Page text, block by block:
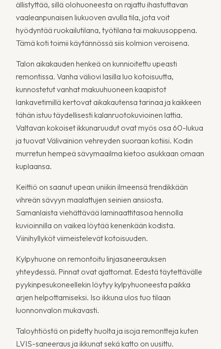
ällistyttää, sillä olohuoneesta on rajattu ihastuttavan
vaaleanpunaisen liukuoven avulla tila, jota voit
hyödyntää ruokailutilana, työtilana tai makuusoppena.
Tämä koti toimii käytännössä siis kolmion veroisena.
Talon aikakauden henkeä on kunnioitettu upeasti
remontissa. Vanha väliovi lasilla luo kotoisuutta,
kunnostetut vanhat makuuhuoneen kaapistot
lankavetimillä kertovat aikakautensa tarinaa ja kaikkeen
tähän istuu täydellisesti kalanruotokuvioinen lattia.
Valtavan kokoiset ikkunaruudut ovat myös osa 60-lukua
ja tuovat Välivainion vehreyden suoraan kotiisi. Kodin
murretun hempeä sävymaailma kietoo asukkaan omaan
kuplaansa.
Keittiö on saanut upean uniikin ilmeensä trendikkään
vihreän sävyyn maalattujen seinien ansiosta.
Samanlaista viehättävää laminaattitasoa hennolla
kuvioinnilla on vaikea löytää kenenkään kodista.
Viinihyllyköt viimeistelevät kotoisuuden.
Kylpyhuone on remontoitu linjasaneerauksen
yhteydessä. Pinnat ovat ajattomat. Edestä täytettävälle
pyykinpesukoneellekin löytyy kylpyhuoneesta paikka
arjen helpottamiseksi. Iso ikkuna ulos tuo tilaan
luonnonvalon mukavasti.
Taloyhtiöstä on pidetty huolta ja isoja remontteja kuten
LVIS-saneeraus ja ikkunat sekä katto on uusittu.